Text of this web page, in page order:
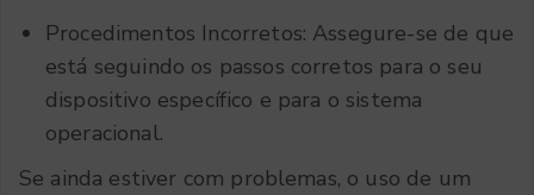
Procedimentos Incorretos: Assegure-se de que
está seguindo os passos corretos para o seu
dispositivo específico e para o sistema
operacional.
Se ainda estiver com problemas, o uso de um